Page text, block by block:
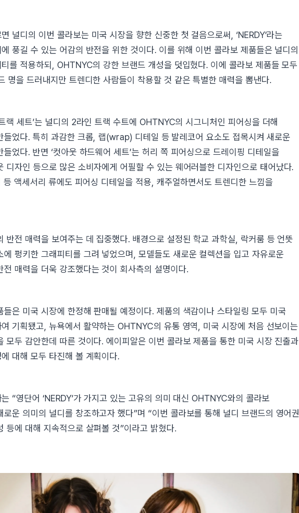
널디의 이번 콜라보는 미국 시장을 향한 신중한 첫 걸음으로써, ‘NERDY’라는
풍길 수 있는 어감의 반전을 위한 것이다. 이를 위해 이번 콜라보 제품들은 널디의
를 적용하되, OHTNYC의 강한 브랜드 개성을 덧입혔다. 이에 콜라보 제품들 모두
명을 드러내지만 트렌디한 사람들이 착용할 것 같은 특별한 매력을 뽐낸다.
랙 세트’는 널디의 2라인 트랙 수트에 OHTNYC의 시그니처인 피어싱을 더해
들었다. 특히 과감한 크롭, 랩(wrap) 디테일 등 발레코어 요소도 접목시켜 새로운
들었다. 반면 ‘컷아웃 하드웨어 세트’는 허리 쪽 피어싱으로 드레이핑 디테일을
디자인 등으로 많은 소비자에게 어필할 수 있는 웨어러블한 디자인으로 태어났다.
등 액세서리 류에도 피어싱 디테일을 적용, 캐주얼하면서도 트렌디한 느낌을
반전 매력을 보여주는 데 집중했다. 배경으로 설정된 학교 과학실, 락커룸 등 언뜻
에 펑키한 그래피티를 그려 넣었으며, 모델들도 새로운 컬렉션을 입고 자유로운
전 매력을 더욱 강조했다는 것이 회사측의 설명이다.
들은 미국 시장에 한정해 판매될 예정이다. 제품의 색감이나 스타일링 모두 미국
기획됐고, 뉴욕에서 활약하는 OHTNYC의 유통 영역, 미국 시장에 처음 선보이는
모두 감안한데 따른 것이다. 에이피알은 이번 콜라보 제품을 통한 미국 시장 진출과
대해 모두 타진해 볼 계획이다.
“영단어 ‘NERDY’가 가지고 있는 고유의 의미 대신 OHTNYC와의 콜라보
로운 의미의 널디를 창조하고자 했다”며 “이번 콜라보를 통해 널디 브랜드의 영어권
등에 대해 지속적으로 살펴볼 것”이라고 밝혔다.